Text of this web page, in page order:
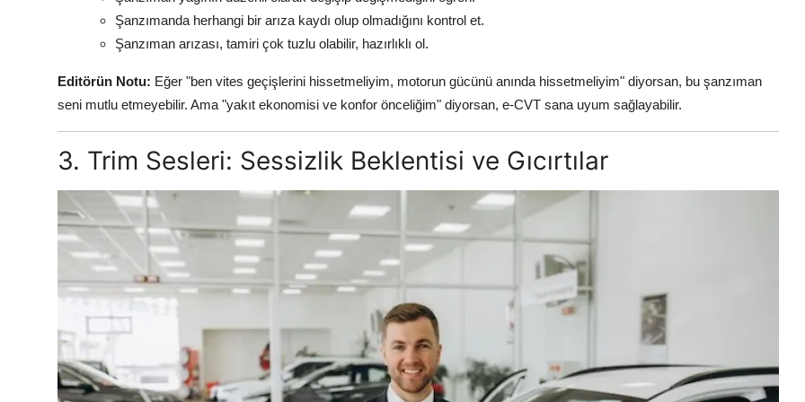
Şanzımanda herhangi bir arıza kaydı olup olmadığını kontrol et.
Şanzıman arızası, tamiri çok tuzlu olabilir, hazırlıklı ol.
Editörün Notu: Eğer "ben vites geçişlerini hissetmeliyim, motorun gücünü anında hissetmeliyim" diyorsan, bu şanzıman
seni mutlu etmeyebilir. Ama "yakıt ekonomisi ve konfor önceliğim" diyorsan, e-CVT sana uyum sağlayabilir.
3. Trim Sesleri: Sessizlik Beklentisi ve Gıcırtılar